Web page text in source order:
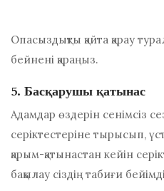
Опасыздықты қайта қарау
бейнені қараңыз.
5. Басқарушы қатынас
Адамдар өздерін сенімсіз
серіктестеріне тырысып,
қарым-қатынастан кейін
бақылау сіздің табиғи